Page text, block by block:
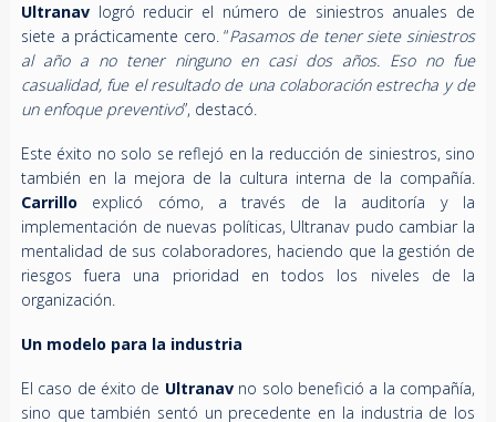
Ultranavlogró reducir el número de siniestros anuales de
siete a prácticamente cero. “Pasamos de tener siete siniestros
al año a no tener ninguno en casi dos años. Eso no fue
casualidad, fue el resultado de una colaboración estrecha y de
un enfoque preventivo”, destacó.
Este éxito no solo se reflejó en la reducción de siniestros, sino
también en la mejora de la cultura interna de la compañía.
Carrillo explicó cómo, a través de la auditoría y la
implementación de nuevas políticas, Ultranav pudo cambiar la
mentalidad de sus colaboradores, haciendo que la gestión de
riesgos fuera una prioridad en todos los niveles de la
organización.
Un modelo para la industria
El caso de éxito de Ultranavno solo benefició a la compañía,
sino que también sentó un precedente en la industria de los